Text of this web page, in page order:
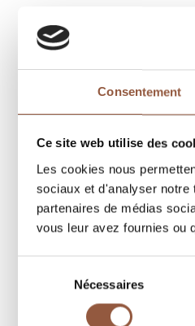
Consentement
Ce site web utilise des
Les cookies nous
sociaux et d'analyser notre
partenaires de médias
vous leur avez fournies ou
consentement
Nécessaires